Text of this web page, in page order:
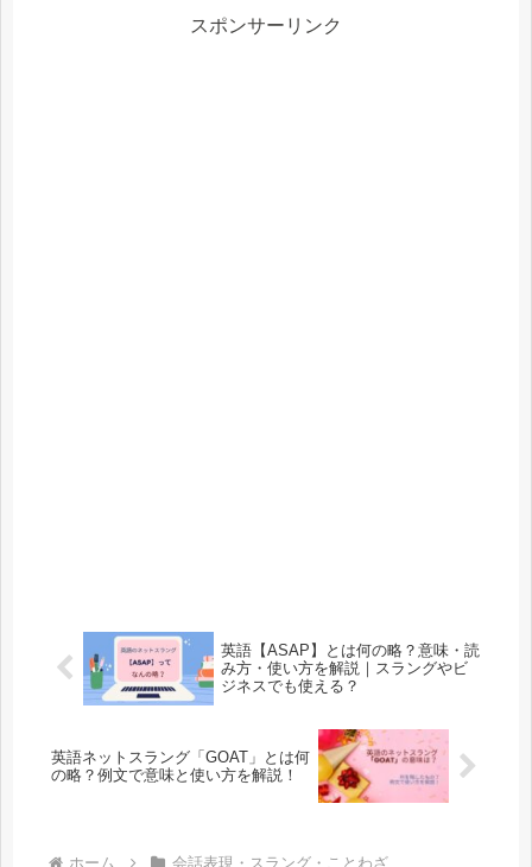
スポンサーリンク
英語【ASAP】とは何の略？意味・読
み方・使い方を解説｜スラングやビ
ジネスでも使える？
英語ネットスラング「GOAT」とは何
の略？例文で意味と使い方を解説！
ホーム 会話表現・スラング・ことわざ